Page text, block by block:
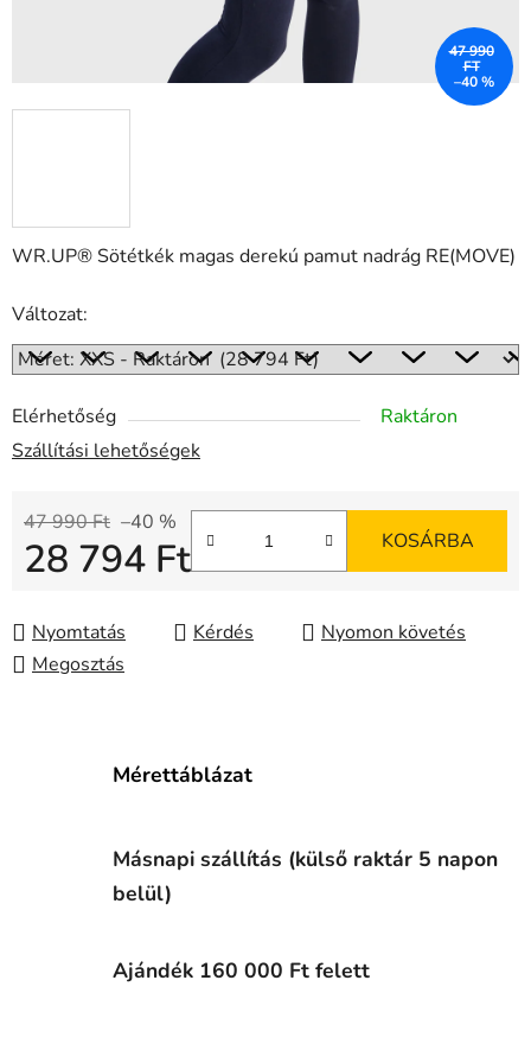
WR.UP® Sötétkék magas derekú pamut nadrág RE(MOVE)
Változat:
Elérhetőség
Raktáron
Szállítási lehetőségek
47 990 Ft –40 %
28 794 Ft KOSÁRBA
Nyomtatás Kérdés
Nyomon követés
Megosztás
47 990
FT
–40 %
Mérettáblázat
Másnapi szállítás (külső raktár 5 napon
belül)
Ajándék 160 000 Ft felett